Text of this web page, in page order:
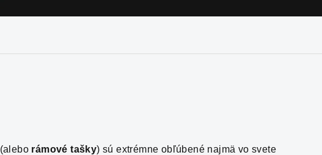
košík
(alebo rámové tašky) sú extrémne obľúbené najmä vo svete